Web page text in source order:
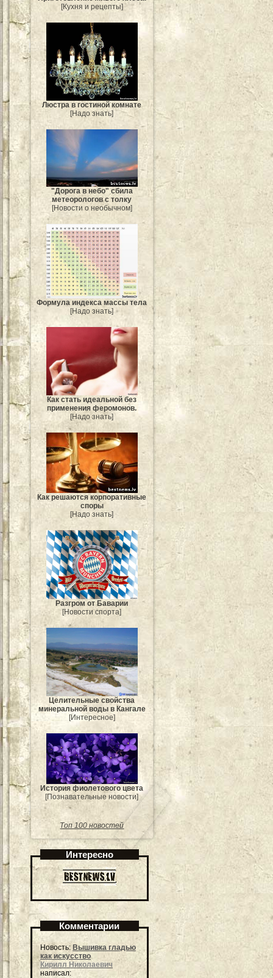
[Кухня и рецепты]
Люстра в гостиной комнате
[Надо знать]
"Дорога в небо" сбила
метеорологов с толку
[Новости о необычном]
Формула индекса массы тела
[Надо знать]
Как стать идеальной без
применения феромонов.
[Надо знать]
Как решаются корпоративные
споры
[Надо знать]
Разгром от Баварии
[Новости спорта]
Целительные свойства
минеральной воды в Кангале
[Интересное]
История фиолетового цвета
[Познавательные новости]
Топ 100 новостей
Интересно
Комментарии
Новость: Вышивка гладью
как искусство
Кирилл Николаевич
написал: